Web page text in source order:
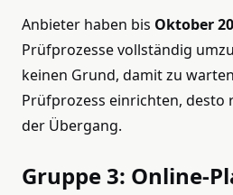
Anbieter haben bis Oktober
Prüfprozesse vollständig
keinen Grund, damit zu
Prüfprozess einrichten,
der Übergang.
Gruppe 3: Online-